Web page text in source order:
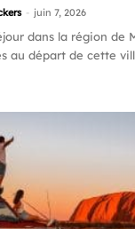
- juin 7, 2026
dans la région de
au départ de cette